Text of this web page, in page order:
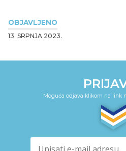
OBJAVLJENO
13. SRPNJA 2023.
Moguća odjava klikom na link